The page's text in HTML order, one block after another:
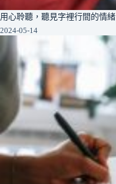
用心聆聽，聽見字裡行間的情緒
2024-05-14